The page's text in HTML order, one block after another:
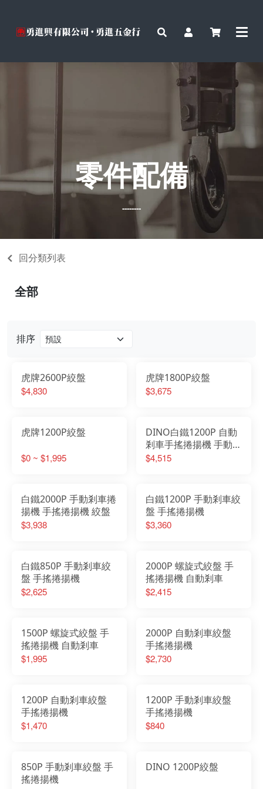
零件配備
--------
回分類列表
排序
虎牌2600P絞盤
$4,830
虎牌1800P絞盤
$3,675
虎牌1200P絞盤
$0 ~ $1,995
DINO白鐵1200P 自動
剎車手搖捲揚機 手動絞
盤 手搖絞盤
$4,515
白鐵2000P 手動剎車捲
揚機 手搖捲揚機 絞盤
$3,938
白鐵1200P 手動剎車絞
盤 手搖捲揚機
$3,360
白鐵850P 手動剎車絞
盤 手搖捲揚機
$2,625
2000P 螺旋式絞盤 手
搖捲揚機 自動剎車
$2,415
1500P 螺旋式絞盤 手
搖捲揚機 自動剎車
$1,995
2000P 自動剎車絞盤
手搖捲揚機
$2,730
1200P 自動剎車絞盤
手搖捲揚機
$1,470
1200P 手動剎車絞盤
手搖捲揚機
$840
850P 手動剎車絞盤 手
搖捲揚機
DINO 1200P絞盤
全部